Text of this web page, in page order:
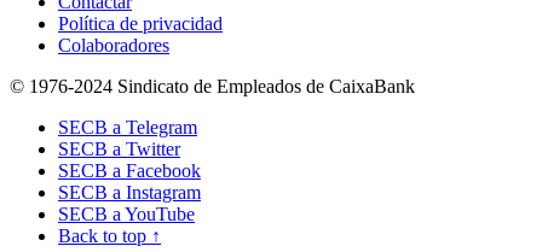
Política de privacidad
Colaboradores
© 1976-2024 Sindicato de Empleados de CaixaBank
SECB a Telegram
SECB a Twitter
SECB a Facebook
SECB a Instagram
SECB a YouTube
Back to top ↑